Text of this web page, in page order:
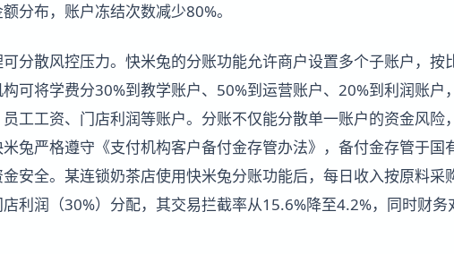
分布，账户冻结次数减少80%。
分散风控压力。快米兔的分账功能允许商户设置多个子账户，按
可将学费分30%到教学账户、50%到运营账户、20%到利润账户
工工资、门店利润等账户。分账不仅能分散单一账户的资金风险
兔严格遵守《支付机构客户备付金存管办法》，备付金存管于国
安全。某连锁奶茶店使用快米兔分账功能后，每日收入按原料采
利润（30%）分配，其交易拦截率从15.6%降至4.2%，同时财务